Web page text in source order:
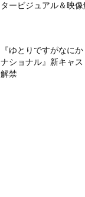
タービジュアル＆映像
『ゆとりですがなに
ナショナル』新キャス
解禁